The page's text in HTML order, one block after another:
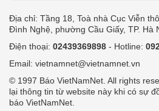
Địa chỉ: Tầng 18, Toà nhà Cục Viễn
Đình Nghệ, phường Cầu Giấy, TP. Hà
Điện thoại: 02439369898 - Hotline:
Email: vietnamnet@vietnamnet.vn
© 1997 Báo VietNamNet. All rights
lại thông tin từ website này khi có sự
báo VietNamNet.